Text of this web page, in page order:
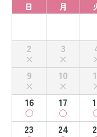
日
月
2
3
9
10
16
17
23
24